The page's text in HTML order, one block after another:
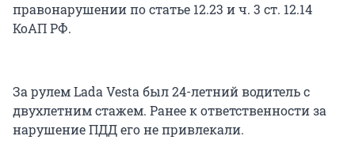
правонарушении по статье 12.23 и ч. 3 ст. 12.14
КоАП РФ.
За рулем Lada Vesta был 24-летний водитель с
двухлетним стажем. Ранее к ответственности за
нарушение ПДД его не привлекали.